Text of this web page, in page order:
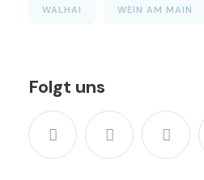
WALHAI WEIN AM MAIN
Folgt uns